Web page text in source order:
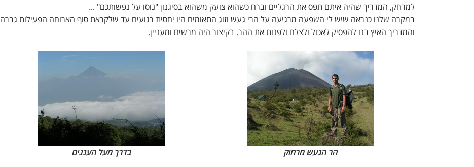
למרחק, המדריך שהיה איתם תפס את הרגליים וברח כשהוא צועק משהוא בסיגנון "נוסו על נפשותכם" ...
במקרה שלנו כנראה שיש לי השפעה מרגיעה על הרי געש וזוג התאומים היו יחסית רגועים עד שלקראת סוף הארוחה הפעילות גברה
והמדריך האיץ בנו להפסיק לאכול ולצלם ולפנות את ההר. בקיצור היה מרשים ומעניין.
הר הגעש מרחוק בדרך מעל העננים